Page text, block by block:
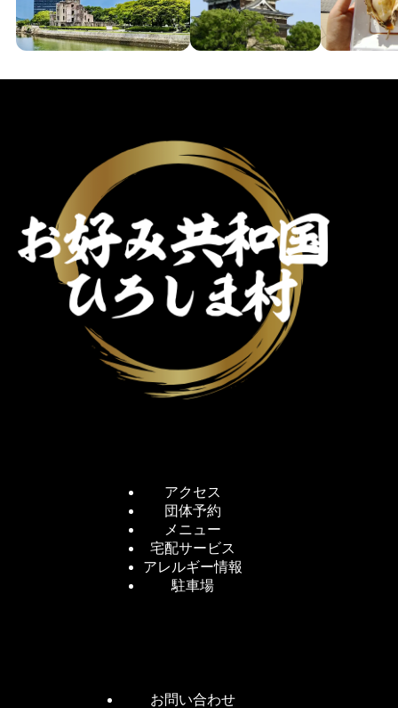
アクセス
団体予約
メニュー
宅配サービス
アレルギー情報
駐車場
お問い合わせ